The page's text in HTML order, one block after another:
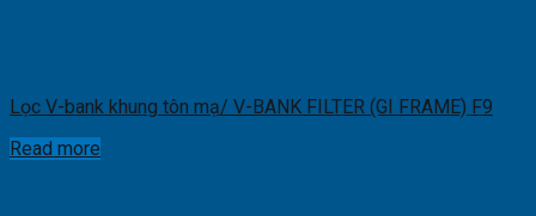
Lọc V-bank khung tôn mạ/ V-BANK FILTER (GI FRAME) F9
Read more